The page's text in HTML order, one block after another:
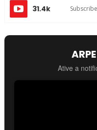
31.4k
Ative a